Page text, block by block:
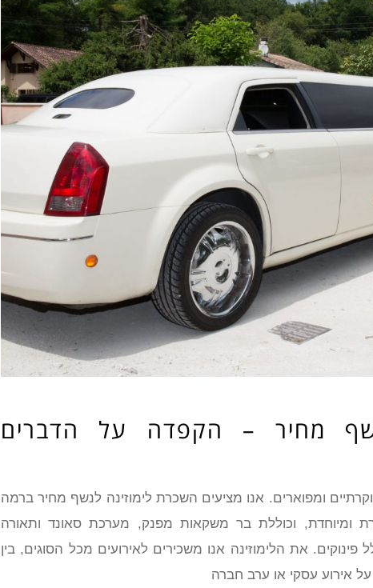
מחיר – הקפדה על הדברים
ומפוארים. אנו מציעים השכרת לימוזינה לנשף מחיר ברמה
ומיוחדת, וכוללת בר משקאות מפנק, מערכת סאונד ותאורה
את הלימוזינה אנו משכירים לאירועים מכל הסוגים, בין
אירוע עסקי או ערב חברה